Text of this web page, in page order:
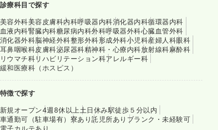
診療科目で探す
美容外科美容皮膚科内科呼吸器内科消化器内科循環器内科
血液内科腎臓内科糖尿病内科外科呼吸器外科心臓血管外科
消化器外科脳神経外科整形外科形成外科小児科産婦人科眼科
耳鼻咽喉科皮膚科泌尿器科精神科・心療内科放射線科麻酔科
リウマチ科リハビリテーション科アレルギー科
緩和医療科（ホスピス）
特徴で探す
新規オープン4週8休以上 土日休み駅徒歩５分以内
車通勤可（駐車場有） 寮あり託児所あり ブランク・未経験可